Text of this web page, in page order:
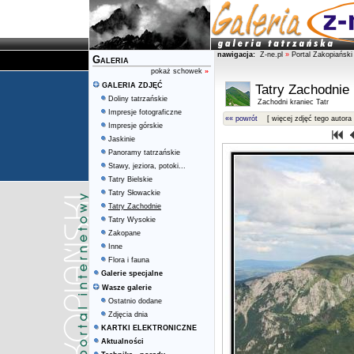
Galeria
pokaż schowek »
GALERIA ZDJĘĆ
Doliny tatrzańskie
Impresje fotograficzne
Impresje górskie
Jaskinie
Panoramy tatrzańskie
Stawy, jeziora, potoki...
Tatry Bielskie
Tatry Słowackie
Tatry Zachodnie
Tatry Wysokie
Zakopane
Inne
Flora i fauna
Galerie specjalne
Wasze galerie
Ostatnio dodane
Zdjęcia dnia
KARTKI ELEKTRONICZNE
Aktualności
nawigacja: Z-ne.pl » Portal Zakopiański
Tatry Zachodnie
Zachodni kraniec Tatr
«« powrót [ więcej zdjęć tego autora